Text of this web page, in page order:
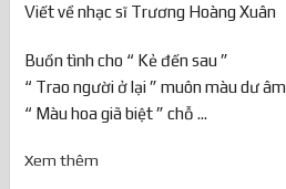
Viết về nhạc sĩ Trương Hoàng Xuân
Buồn tình cho “ Kẻ đến sau ”
“ Trao người ở lại ” muôn màu dư âm
“ Màu hoa giã biệt ” chỗ ...
Xem thêm